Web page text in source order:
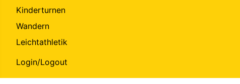
Kinderturnen
Wandern
Leichtathletik
Login/Logout